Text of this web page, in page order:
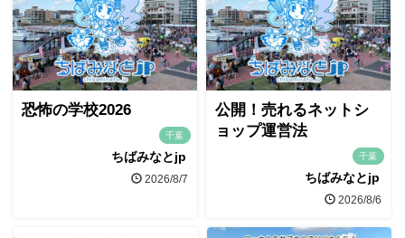
恐怖の学校2026
千葉
ちばみなとjp
2026/8/7
公開！売れるネットシ
ョップ運営法
千葉
ちばみなとjp
2026/8/6